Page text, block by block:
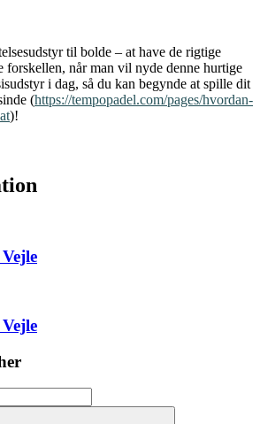
til bolde – at have de rigtige
forskellen, når man vil nyde denne hurtige
i dag, så du kan begynde at spille dit
(https://tempopadel.com/pages/hvordan-
)!